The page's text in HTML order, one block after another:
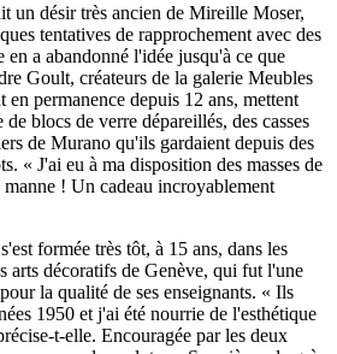
un désir très ancien de Mireille Moser,
tentatives de rapprochement avec des
en a abandonné l'idée jusqu'à ce que
Goult, créateurs de la galerie Meubles
permanence depuis 12 ans, mettent
de blocs de verre dépareillés, des casses
de Murano qu'ils gardaient depuis des
« J'ai eu à ma disposition des masses de
! Un cadeau incroyablement
formée très tôt, à 15 ans, dans les
arts décoratifs de Genève, qui fut l'une
la qualité de ses enseignants. « Ils
1950 et j'ai été nourrie de l'esthétique
t-elle. Encouragée par les deux